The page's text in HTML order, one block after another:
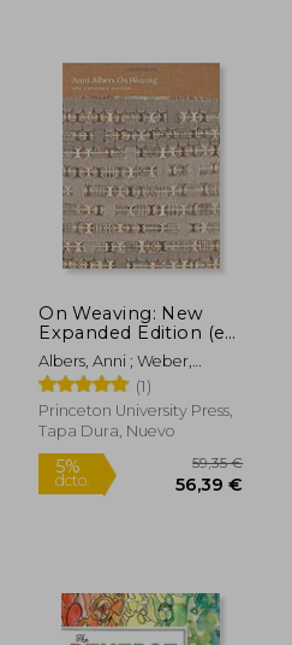
5%
dcto.
27,49 €
On Weaving: New
Expanded Edition (en
Inglés)
Albers, Anni ; Weber,
Nicholas Fox ; Cirauqui,
Manuel
(1)
Princeton University Press,
Tapa Dura, Nuevo